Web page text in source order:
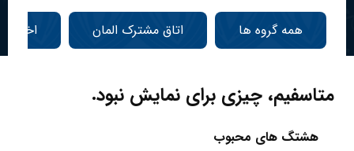
همه گروه ها اتاق مشترک المان اخبار
متاسفیم، چیزی برای نمایش نبود.
هشتگ های محبوب